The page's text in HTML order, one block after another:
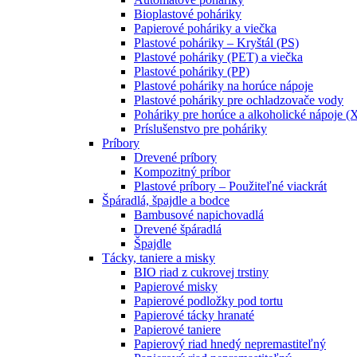
Bioplastové poháriky
Papierové poháriky a viečka
Plastové poháriky – Kryštál (PS)
Plastové poháriky (PET) a viečka
Plastové poháriky (PP)
Plastové poháriky na horúce nápoje
Plastové poháriky pre ochladzovače vody
Poháriky pre horúce a alkoholické nápoje
Príslušenstvo pre poháriky
Príbory
Drevené príbory
Kompozitný príbor
Plastové príbory – Použiteľné viackrát
Špáradlá, špajdle a bodce
Bambusové napichovadlá
Drevené špáradlá
Špajdle
Tácky, taniere a misky
BIO riad z cukrovej trstiny
Papierové misky
Papierové podložky pod tortu
Papierové tácky hranaté
Papierové taniere
Papierový riad hnedý nepremastiteľný